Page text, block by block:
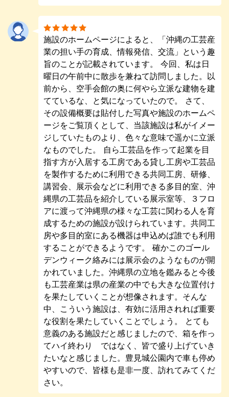
施設のホームページによると、「沖縄の工芸産
業の担い手の育成、情報発信、交流」という趣
旨のことが記載されています。 今回、私は日
曜日の午前中に散歩を兼ねて訪問しました。以
前から、空手会館の奥に何やら立派な建物を建
てているな、と気になっていたので。 さて、
その設備概要は貼付した写真や施設のホームペ
ージをご覧頂くとして、当該施設は私がイメー
ジしていたものより、色々な意味で遥かに立派
なものでした。 自ら工芸品を作って起業を目
指す方が入居する工房である貸し工房や工芸品
を製作するために利用できる共同工房、研修、
講習会、展示会などに利用できる多目的室、沖
縄県の工芸品を紹介している展示室等、３フロ
アに渡って沖縄県の様々な工芸に関わる人を育
成するための施設が設けられています。共同工
房や多目的室にある機器は申込めば誰でも利用
することができるようです。 確かこのゴール
デンウィーク絡みには展示会のようなものが開
かれていました。沖縄県の立地を鑑みると今後
も工芸産業は県の産業の中でも大きな位置付け
を果たしていくことが想像されます。そんな
中、こういう施設は、有効に活用されれば重要
な役割を果たしていくことでしょう。 とても
意義のある施設だと感じましたので、箱を作っ
てハイ終わり ではなく、皆で盛り上げていき
たいなと感じました。豊見城公園内で車も停め
やすいので、皆様も是非一度、訪れてみてくだ
さい。